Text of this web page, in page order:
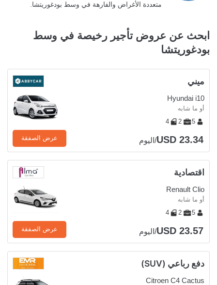
متعددة الأغراض والفارهة في وسط بودغوريتشا.
ابحث عن عروض تأجير رخيصة في وسط
بودغوريتشا
ميني
Hyundai i10
أو ما شابه
5
2
4
USD 23.34/اليوم عرض الصفقة
اقتصادية
Renault Clio
أو ما شابه
5
2
4
USD 23.57/اليوم عرض الصفقة
دفع رباعي (SUV)
Citroen C4 Cactus